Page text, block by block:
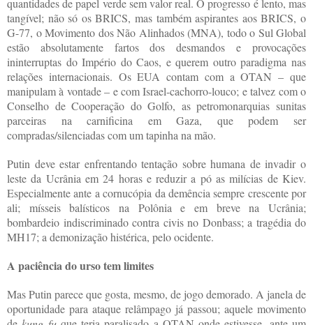
quantidades de papel verde sem valor real. O progresso é lento, mas
tangível; não só os BRICS, mas também aspirantes aos BRICS, o
G-77, o Movimento dos Não Alinhados (MNA), todo o Sul Global
estão absolutamente fartos dos desmandos e provocações
ininterruptas do Império do Caos, e querem outro paradigma nas
relações internacionais. Os EUA contam com a OTAN – que
manipulam à vontade – e com Israel-cachorro-louco; e talvez com o
Conselho de Cooperação do Golfo, as petromonarquias sunitas
parceiras na carnificina em Gaza, que podem ser
compradas/silenciadas com um tapinha na mão.
Putin deve estar enfrentando tentação sobre humana de invadir o
leste da Ucrânia em 24 horas e reduzir a pó as milícias de Kiev.
Especialmente ante a cornucópia da demência sempre crescente por
ali; mísseis balísticos na Polônia e em breve na Ucrânia;
bombardeio indiscriminado contra civis no Donbass; a tragédia do
MH17; a demonização histérica, pelo ocidente.
A paciência do urso tem limites
Mas Putin parece que gosta, mesmo, de jogo demorado. A janela de
oportunidade para ataque relâmpago já passou; aquele movimento